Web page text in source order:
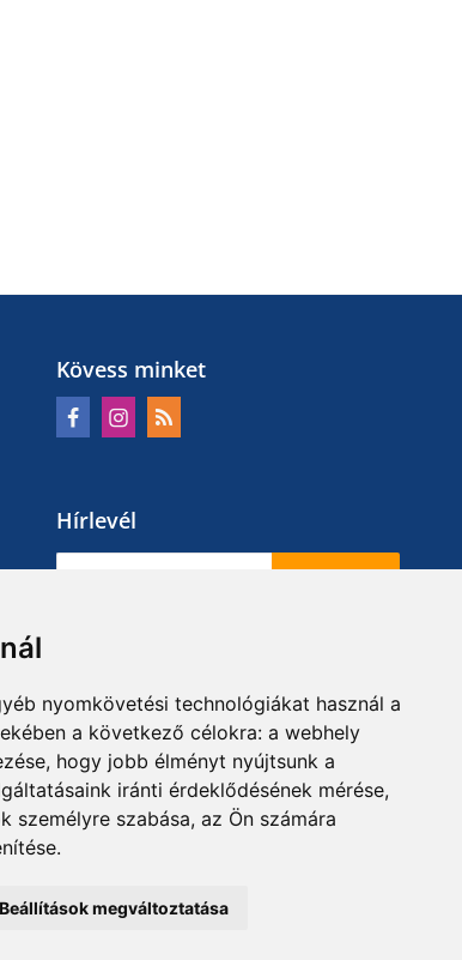
nyomkövetési technológiákat használ a
a következő célokra: a webhely
, hogy jobb élményt nyújtsunk a
iránti érdeklődésének mérése,
személyre szabása, az Ön számára
.
Beállítások megváltoztatása
Kövess minket
Hírlevél